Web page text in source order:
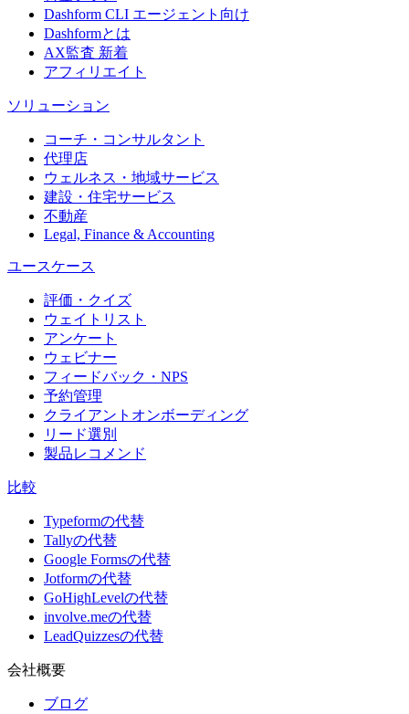
Dashform CLI エージェント向け
Dashformとは
AX監査 新着
アフィリエイト
ソリューション
コーチ・コンサルタント
代理店
ウェルネス・地域サービス
建設・住宅サービス
不動産
Legal, Finance & Accounting
ユースケース
評価・クイズ
ウェイトリスト
アンケート
ウェビナー
フィードバック・NPS
予約管理
クライアントオンボーディング
リード選別
製品レコメンド
比較
Typeformの代替
Tallyの代替
Google Formsの代替
Jotformの代替
GoHighLevelの代替
involve.meの代替
LeadQuizzesの代替
会社概要
ブログ